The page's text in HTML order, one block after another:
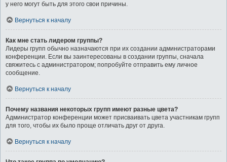
у него могут быть для этого свои причины.
Вернуться к началу
Как мне стать лидером группы?
Лидеры групп обычно назначаются при их создании администраторами
конференции. Если вы заинтересованы в создании группы, сначала
свяжитесь с администратором; попробуйте отправить ему личное
сообщение.
Вернуться к началу
Почему названия некоторых групп имеют разные цвета?
Администратор конференции может присваивать цвета участникам групп
для того, чтобы их было проще отличать друг от друга.
Вернуться к началу